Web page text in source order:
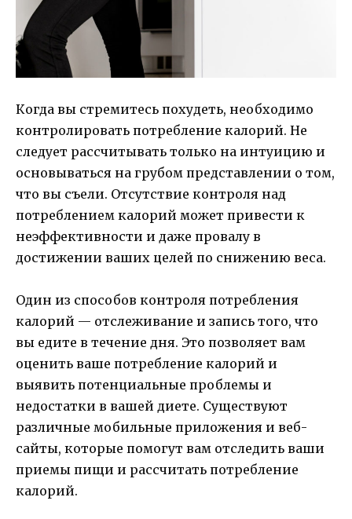
Когда вы стремитесь похудеть, необходимо
контролировать потребление калорий. Не
следует рассчитывать только на интуицию и
основываться на грубом представлении о том,
что вы съели. Отсутствие контроля над
потреблением калорий может привести к
неэффективности и даже провалу в
достижении ваших целей по снижению веса.
Один из способов контроля потребления
калорий — отслеживание и запись того, что
вы едите в течение дня. Это позволяет вам
оценить ваше потребление калорий и
выявить потенциальные проблемы и
недостатки в вашей диете. Существуют
различные мобильные приложения и веб-
сайты, которые помогут вам отследить ваши
приемы пищи и рассчитать потребление
калорий.